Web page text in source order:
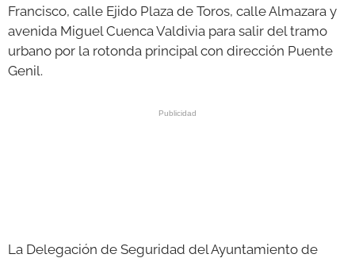
Francisco, calle Ejido Plaza de Toros, calle Almazara y
avenida Miguel Cuenca Valdivia para salir del tramo
urbano por la rotonda principal con dirección Puente
Genil.
La Delegación de Seguridad del Ayuntamiento de